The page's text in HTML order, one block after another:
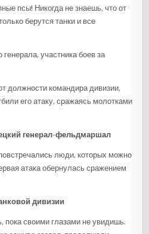
псы! Никогда не знаешь, что от
берутся танки и все
участника боев за
должности командира дивизии,
его атаку, сражаясь молотками
генерал-фельдмаршал
люди, которых можно
атака обернулась сражением
дивизии
пока своими глазами не увидишь.